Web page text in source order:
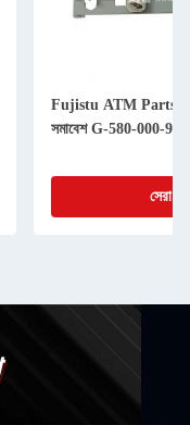
Fujistu ATM Parts
সমাবেশ G-580-000-
সেরা